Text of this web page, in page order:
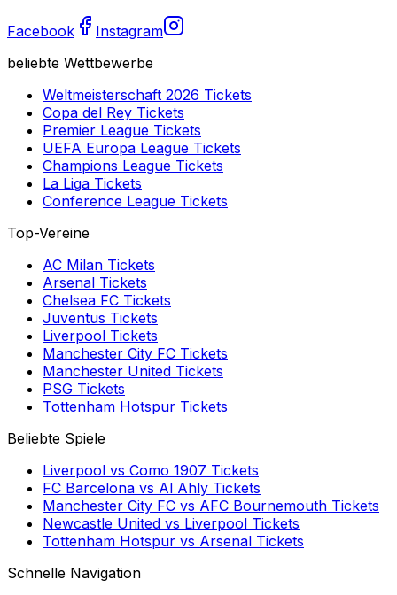
Facebook
Instagram
beliebte Wettbewerbe
Weltmeisterschaft 2026 Tickets
Copa del Rey Tickets
Premier League Tickets
UEFA Europa League Tickets
Champions League Tickets
La Liga Tickets
Conference League Tickets
Top-Vereine
AC Milan Tickets
Arsenal Tickets
Chelsea FC Tickets
Juventus Tickets
Liverpool Tickets
Manchester City FC Tickets
Manchester United Tickets
PSG Tickets
Tottenham Hotspur Tickets
Beliebte Spiele
Liverpool vs Como 1907 Tickets
FC Barcelona vs Al Ahly Tickets
Manchester City FC vs AFC Bournemouth Tickets
Newcastle United vs Liverpool Tickets
Tottenham Hotspur vs Arsenal Tickets
Schnelle Navigation